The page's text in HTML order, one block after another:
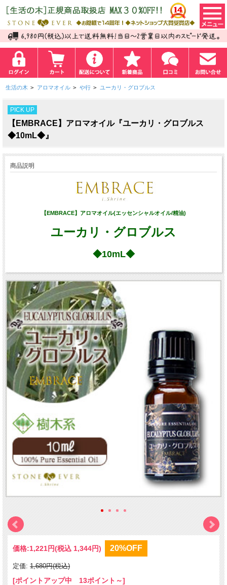
生活の木 > アロマオイル > や行 > ユーカリ・グロブルス
PICK UP
【EMBRACE】アロマオイル『ユーカリ・グロブルス
◆10mL◆』
商品説明
【EMBRACE】アロマオイル(エッセンシャルオイル/精油)
ユーカリ・グロブルス
◆10mL◆
価格:1,221円(税込 1,344円) 20%OFF
定価: 1,680円(税込)
[ポイントアップ中 13ポイント～]